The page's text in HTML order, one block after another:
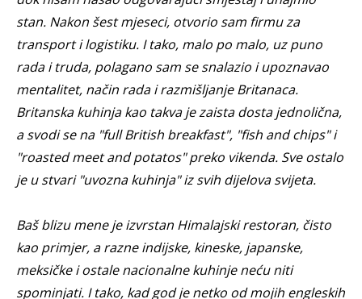
stan. Nakon šest mjeseci, otvorio sam firmu za
transport i logistiku. I tako, malo po malo, uz puno
rada i truda, polagano sam se snalazio i upoznavao
mentalitet, način rada i razmišljanje Britanaca.
Britanska kuhinja kao takva je zaista dosta jednolična,
a svodi se na "full British breakfast", "fish and chips" i
"roasted meet and potatos" preko vikenda. Sve ostalo
je u stvari "uvozna kuhinja" iz svih dijelova svijeta.
Baš blizu mene je izvrstan Himalajski restoran, čisto
kao primjer, a razne indijske, kineske, japanske,
meksičke i ostale nacionalne kuhinje neću niti
spominjati. I tako, kad god je netko od mojih engleskih